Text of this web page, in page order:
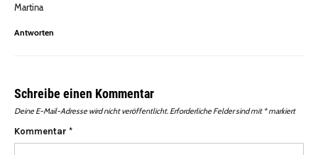
Martina
Antworten
Schreibe einen Kommentar
Deine E-Mail-Adresse wird nicht veröffentlicht. Erforderliche Felder sind mit *markiert
Kommentar *